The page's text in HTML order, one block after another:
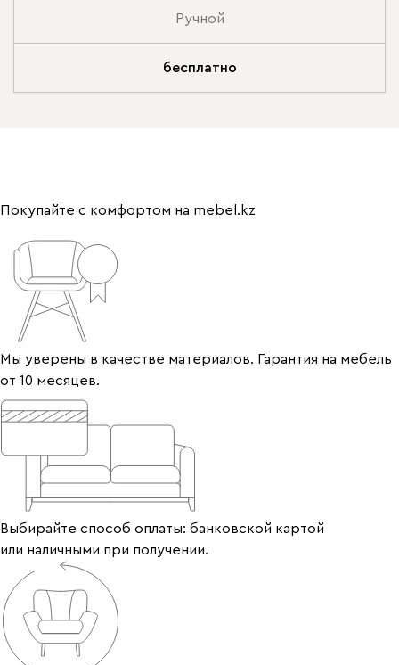
Ручной
бесплатно
Покупайте с комфортом на mebel.kz
Мы уверены в качестве материалов. Гарантия на мебель
от 10 месяцев.
Выбирайте способ оплаты: банковской картой
или наличными при получении.